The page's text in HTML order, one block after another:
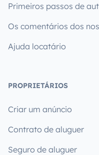
Primeiros passos de
Os comentários dos
Ajuda locatário
PROPRIETÁRIOS
Criar um anúncio
Contrato de aluguer
Seguro de aluguer